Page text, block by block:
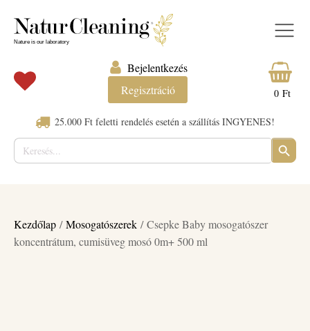
25.000 Ft feletti rendelés esetén a szállítás INGYENES!
Keresés:
SEARCH
BUTTON
Bejelentkezés
Regisztráció
0 Ft
Kezdőlap /Mosogatószerek / Csepke Baby mosogatószer
koncentrátum, cumisüveg mosó 0m+ 500 ml